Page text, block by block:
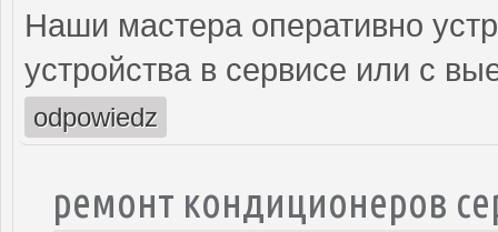
Наши мастера оперативно
устройства в сервисе или с
odpowiedz
ремонт кондиционеров